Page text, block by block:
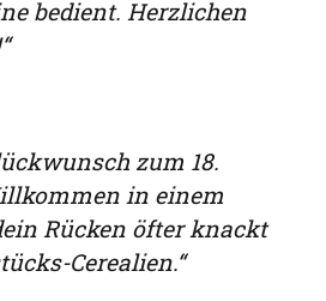
bedient. Herzlichen
zum 18.
in einem
Rücken öfter knackt
Cerealien.“